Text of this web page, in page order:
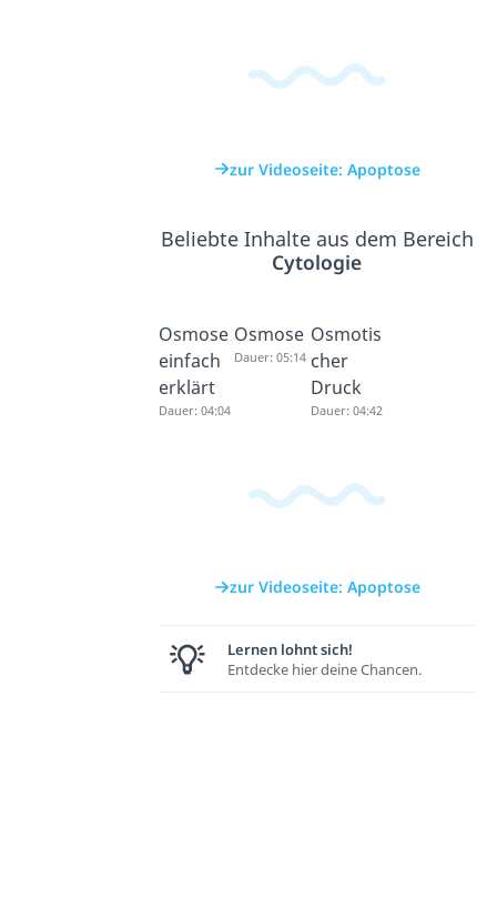
zur Videoseite: Apoptose
Beliebte Inhalte aus dem Bereich
Cytologie
Osmose
einfach
erklärt
Dauer: 04:04
Osmose
Dauer: 05:14
Osmotis
cher
Druck
Dauer: 04:42
zur Videoseite: Apoptose
Lernen lohnt sich!
Entdecke hier deine Chancen.